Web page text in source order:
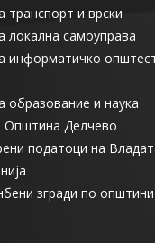
транспорт и врски
локална самоуправа
информатичко
образование и наука
Општина Делчево
податоци на
згради по општини